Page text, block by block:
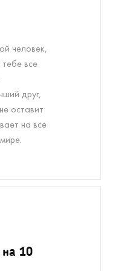
человек,
все
друг,
оставит
на все
10